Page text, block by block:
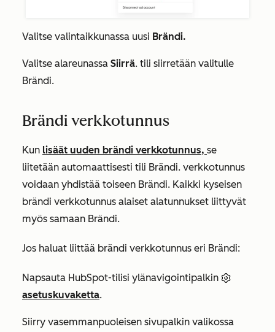
Valitse valintaikkunassa uusi Brändi.
Valitse alareunassa Siirrä. tili siirretään valitulle
Brändi.
Brändi verkkotunnus
Kun lisäät uuden brändi verkkotunnus, se
liitetään automaattisesti tili Brändi. verkkotunnus
voidaan yhdistää toiseen Brändi. Kaikki kyseisen
brändi verkkotunnus alaiset alatunnukset liittyvät
myös samaan Brändi.
Jos haluat liittää brändi verkkotunnus eri Brändi:
Napsauta HubSpot-tilisi ylänavigointipalkin
asetuskuvaketta.
Siirry vasemmanpuoleisen sivupalkin valikossa